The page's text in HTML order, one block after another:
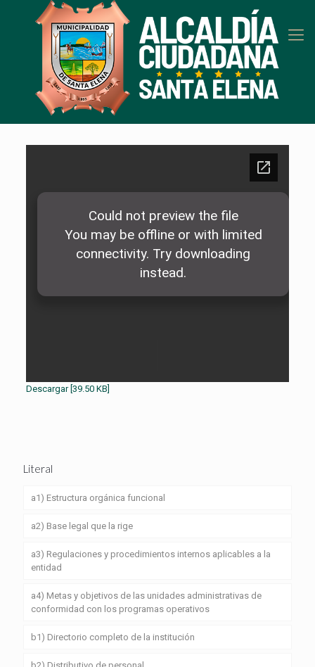
Descargar [39.50 KB]
Literal
a1) Estructura orgánica funcional
a2) Base legal que la rige
a3) Regulaciones y procedimientos internos aplicables a la
entidad
a4) Metas y objetivos de las unidades administrativas de
conformidad con los programas operativos
b1) Directorio completo de la institución